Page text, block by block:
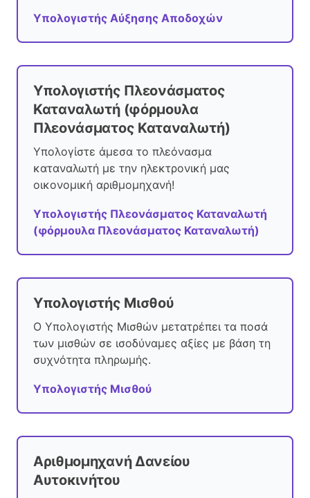
Υπολογιστής Αύξησης Αποδοχών
Υπολογιστής Πλεονάσματος
Καταναλωτή (φόρμουλα
Πλεονάσματος Καταναλωτή)
Υπολογίστε άμεσα το πλεόνασμα
καταναλωτή με την ηλεκτρονική μας
οικονομική αριθμομηχανή!
Υπολογιστής Πλεονάσματος Καταναλωτή
(φόρμουλα Πλεονάσματος Καταναλωτή)
Υπολογιστής Μισθού
Ο Υπολογιστής Μισθών μετατρέπει τα ποσά
των μισθών σε ισοδύναμες αξίες με βάση τη
συχνότητα πληρωμής.
Υπολογιστής Μισθού
Αριθμομηχανή Δανείου
Αυτοκινήτου